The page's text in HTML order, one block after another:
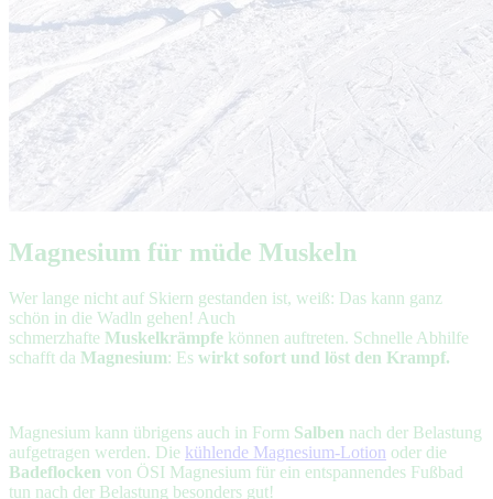
Magnesium für müde Muskeln
Wer lange nicht auf Skiern gestanden ist, weiß: Das kann ganz
schön in die Wadln gehen! Auch
schmerzhafte Muskelkrämpfe können auftreten. Schnelle Abhilfe
schafft da Magnesium: Es wirkt sofort und löst den Krampf.
Magnesium kann übrigens auch in Form Salben nach der Belastung
aufgetragen werden. Die kühlende Magnesium-Lotion oder die
Badeflocken von ÖSI Magnesium für ein entspannendes Fußbad
tun nach der Belastung besonders gut!